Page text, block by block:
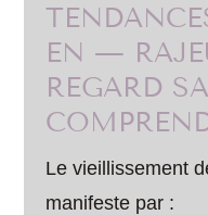
EN —
REGARD
Le vieillissement
manifeste par :